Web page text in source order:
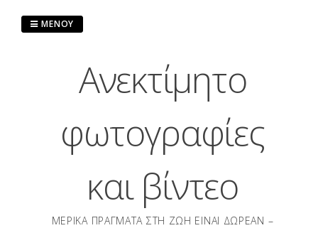
Ανεκτίμητο
φωτογραφίες
και βίντεο
ΜΕΡΙΚΆ ΠΡΆΓΜΑΤΑ ΣΤΗ ΖΩΉ ΕΊΝΑΙ ΔΩΡΕΆΝ –
ΜΕΝΟΎ